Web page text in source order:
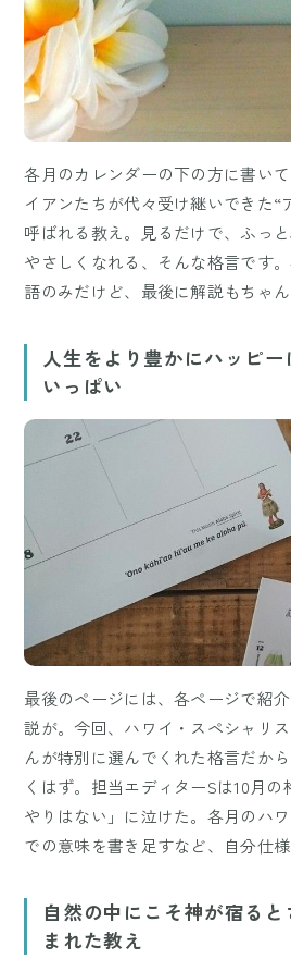
各月のカレンダーの下の方に書い
イアンたちが代々受け継いできた“
呼ばれる教え。見るだけで、ふっ
やさしくなれる、そんな格言です
語のみだけど、最後に解説もちゃ
人生をより豊かにハッピ
いっぱい
最後のページには、各ページで紹
説が。今回、ハワイ・スペシャリ
んが特別に選んでくれた格言だか
くはず。担当エディターSは10月
やりはない」に泣けた。各月のハ
での意味を書き足すなど、自分仕様
自然の中にこそ神が宿る
まれた教え